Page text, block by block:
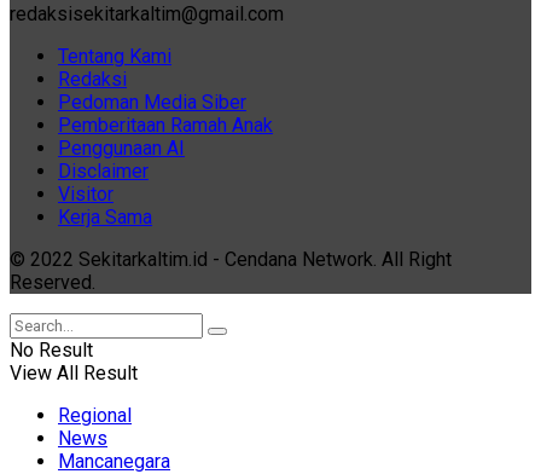
redaksisekitarkaltim@gmail.com
Tentang Kami
Redaksi
Pedoman Media Siber
Pemberitaan Ramah Anak
Penggunaan AI
Disclaimer
Visitor
Kerja Sama
© 2022 Sekitarkaltim.id - Cendana Network. All Right
Reserved.
No Result
View All Result
Regional
News
Mancanegara